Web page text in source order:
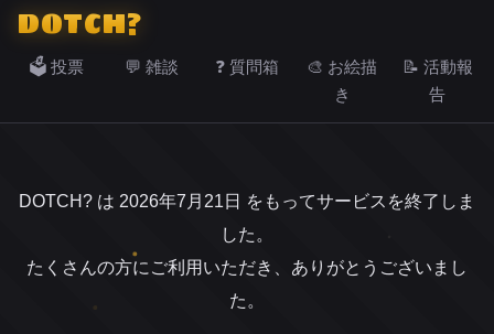
DOTCH?
🗳️ 投票 💬 雑談 ❓ 質問箱
🎨 お絵描
き
📝 活動報
告
DOTCH? は 2026年7月21日 をもってサービスを終了しま
した。
たくさんの方にご利用いただき、ありがとうございまし
た。